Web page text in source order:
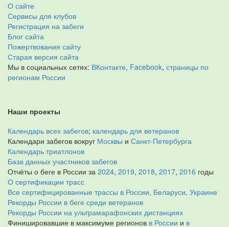
О сайте
Сервисы для клубов
Регистрация на забеги
Блог сайта
Пожертвования сайту
Старая версия сайта
Мы в социальных сетях: ВКонтакте, Facebook, страницы по
регионам России
Наши проекты
Календарь всех забегов; календарь для ветеранов
Календари забегов вокруг Москвы и Санкт-Петербурга
Календарь триатлонов
База данных участников забегов
Отчёты о беге в России за 2024, 2019, 2018, 2017, 2016 годы
О сертификации трасс
Все сертифицированные трассы в России, Беларуси, Украине
Рекорды России в беге среди ветеранов
Рекорды России на ультрамарафонских дистанциях
Финишировавшие в максимуме регионов в России и в